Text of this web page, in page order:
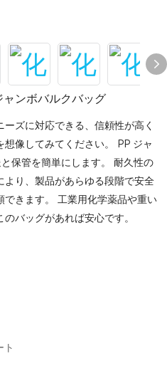
ンボバルクバッグ
ズに対応できる、信頼性が高く
像してみてください。 PP ジャ
保管を簡単にします。 耐久性の
り、製品があらゆる段階で安全
きます。 工業用化学薬品や重い
バッグがあれば安心です。
ト